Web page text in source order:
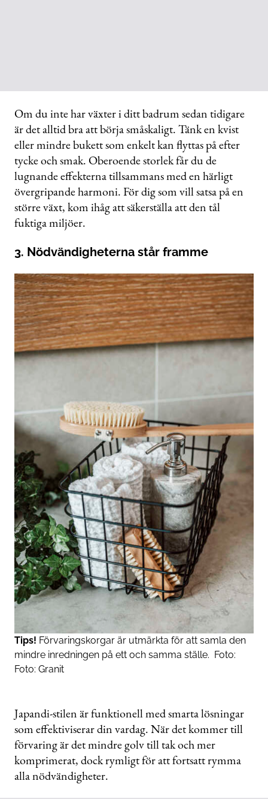
Om du inte har växter i ditt badrum sedan tidigare
är det alltid bra att börja småskaligt. Tänk en kvist
eller mindre bukett som enkelt kan flyttas på efter
tycke och smak. Oberoende storlek får du de
lugnande effekterna tillsammans med en härligt
övergripande harmoni. För dig som vill satsa på en
större växt, kom ihåg att säkerställa att den tål
fuktiga miljöer.
3. Nödvändigheterna står framme
Tips! Förvaringskorgar är utmärkta för att samla den
mindre inredningen på ett och samma ställe. Foto:
Foto: Granit
Japandi-stilen är funktionell med smarta lösningar
som effektiviserar din vardag. När det kommer till
förvaring är det mindre golv till tak och mer
komprimerat, dock rymligt för att fortsatt rymma
alla nödvändigheter.